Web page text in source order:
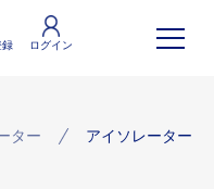
録
ログイン
ター アイソレーター